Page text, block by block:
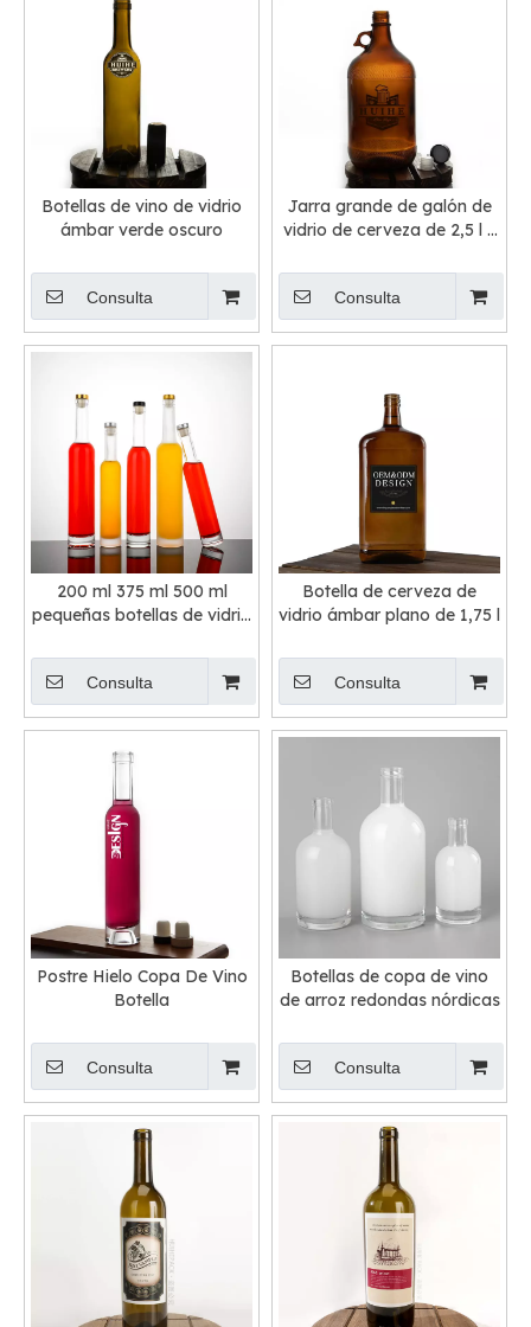
Botellas de vino de vidrio
ámbar verde oscuro
Consulta
Jarra grande de galón de
vidrio de cerveza de 2,5 l y
Consulta
200 ml 375 ml 500 ml
pequeñas botellas de vidrio
Consulta
Botella de cerveza de
vidrio ámbar plano de 1,75 l
Consulta
Postre Hielo Copa De Vino
Botella
Consulta
Botellas de copa de vino
de arroz redondas nórdicas
Consulta